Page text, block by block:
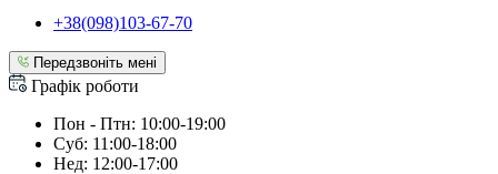
+38(098)103-67-70
Передзвоніть мені
Графік роботи
Пон - Птн: 10:00-19:00
Суб: 11:00-18:00
Нед: 12:00-17:00